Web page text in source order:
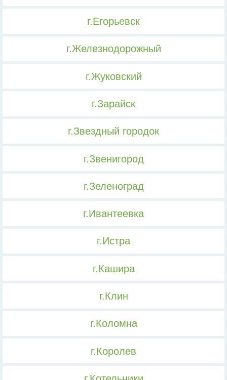
г.Егорьевск
г.Железнодорожный
г.Жуковский
г.Зарайск
г.Звездный городок
г.Звенигород
г.Зеленоград
г.Ивантеевка
г.Истра
г.Кашира
г.Клин
г.Коломна
г.Королев